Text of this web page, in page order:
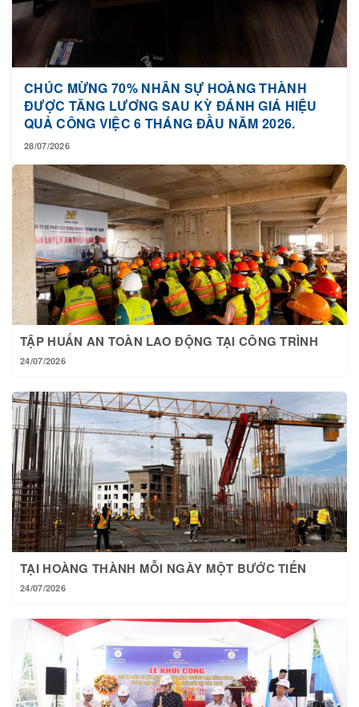
CHÚC MỪNG 70% NHÂN SỰ HOÀNG THÀNH
ĐƯỢC TĂNG LƯƠNG SAU KỲ ĐÁNH GIÁ HIỆU
QUẢ CÔNG VIỆC 6 THÁNG ĐẦU NĂM 2026.
28/07/2026
TẬP HUẤN AN TOÀN LAO ĐỘNG TẠI CÔNG TRÌNH
24/07/2026
TẠI HOÀNG THÀNH MỖI NGÀY MỘT BƯỚC TIẾN
24/07/2026